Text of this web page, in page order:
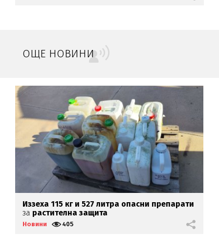
ОЩЕ НОВИНИ
Иззеха 115 кг и 527 литра опасни препарати
за растителна защита
Новини 405